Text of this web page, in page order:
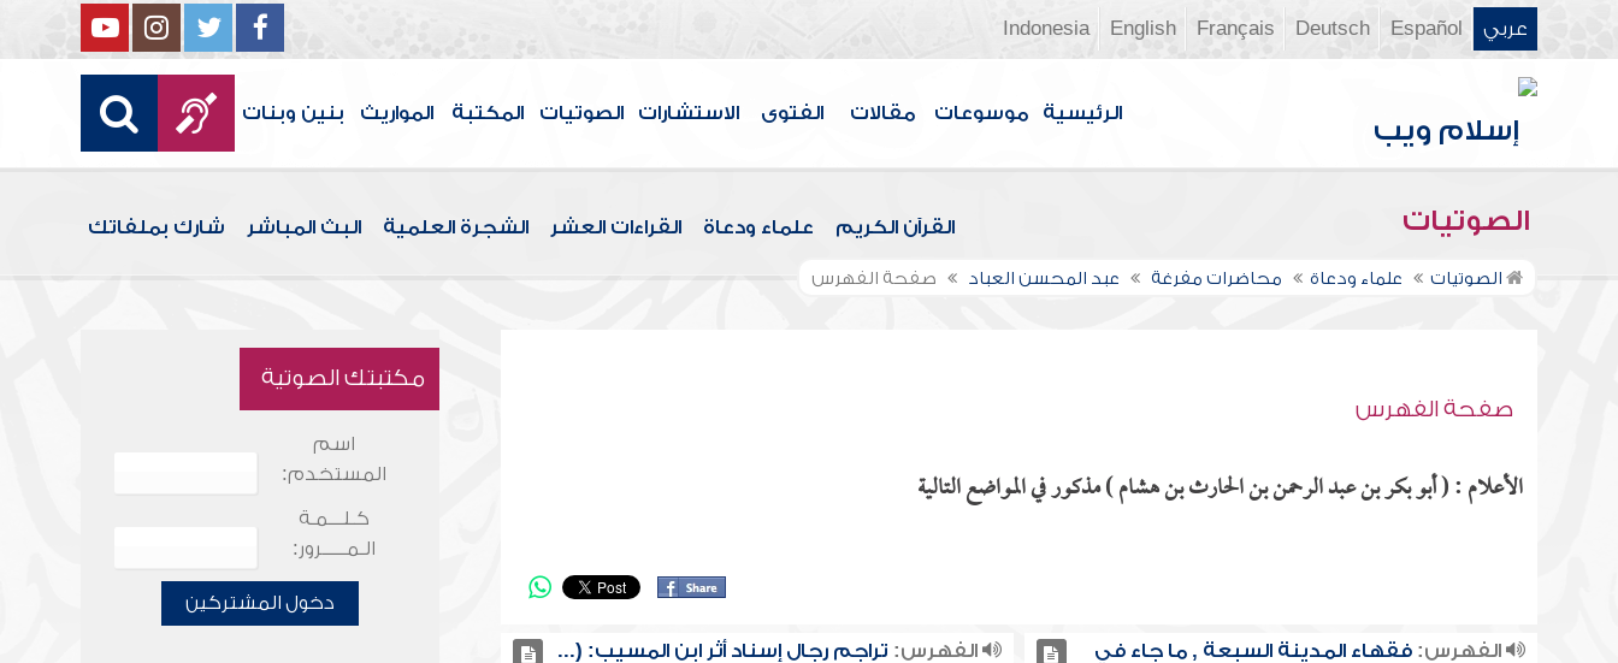
عربي Español
Deutsch
Français
English
Indonesia
الرئيسية موسوعات مقالات الفتوى الاستشارات الصوتيات المكتبة المواريث بنين وبنات
الصوتيات القرآن الكريم علماء ودعاة القراءات العشر الشجرة العلمية البث المباشر شارك بملفاتك
الصوتيات علماء ودعاة محاضرات مفرغة عبد المحسن العباد صفحة الفهرس
صفحة الفهرس
الأعلام : ( أبو بكر بن عبد الرحمن بن الحارث بن هشام ) مذكور في المواضع التالية
الفهرس:فقهاء المدينة السبعة , ما جاء في
الفهرس: تراجم رجال إسناد أثر ابن المسيب: (...
مكتبتك الصوتية
اسم
المستخدم:
كـلـــمـة
الـمـــــرور:
دخول المشتركين